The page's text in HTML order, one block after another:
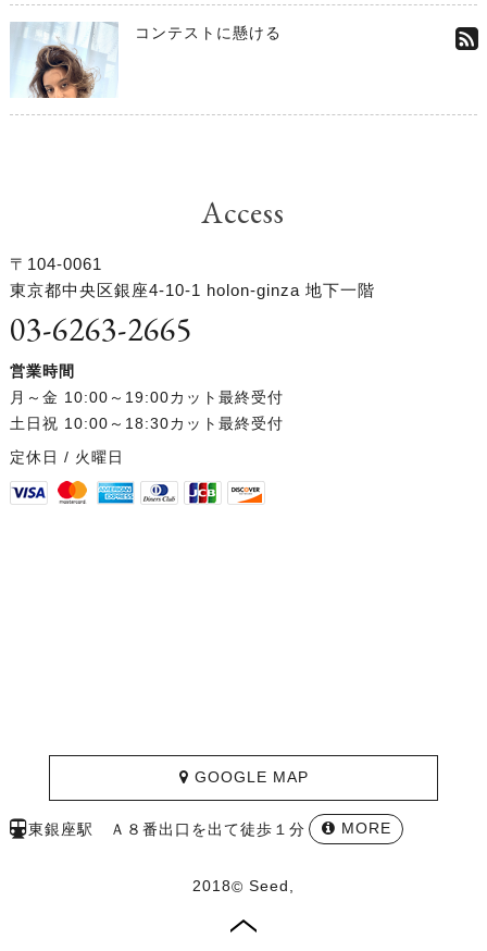
コンテストに懸ける
Access
〒104-0061
東京都中央区銀座4-10-1 holon-ginza 地下一階
03-6263-2665
営業時間
月～金 10:00～19:00カット最終受付
土日祝 10:00～18:30カット最終受付
定休日 / 火曜日
GOOGLE MAP
東銀座駅 Ａ８番出口を出て徒歩１分 MORE
2018© Seed,